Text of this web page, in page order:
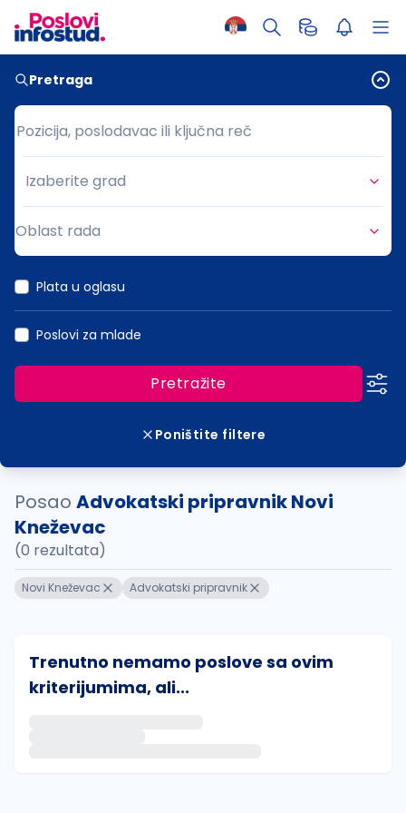
Pretraga
Pozicija, poslodavac ili ključna reč
Pozicija, poslodavac ili ključna reč
Grad
Izaberite grad
Oblast rada
Plata u oglasu
Poslovi za mlade
Pretražite
Poništite filtere
Posao Advokatski pripravnik Novi
Kneževac
(0 rezultata)
Novi Kneževac Advokatski pripravnik
Trenutno nemamo poslove sa ovim
kriterijumima, ali...